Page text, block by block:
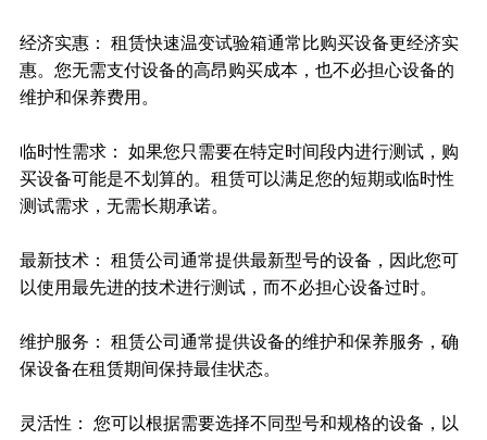
经济实惠： 租赁快速温变试验箱通常比购买设备更经济实
惠。您无需支付设备的高昂购买成本，也不必担心设备的
维护和保养费用。
临时性需求： 如果您只需要在特定时间段内进行测试，购
买设备可能是不划算的。租赁可以满足您的短期或临时性
测试需求，无需长期承诺。
最新技术： 租赁公司通常提供最新型号的设备，因此您可
以使用最先进的技术进行测试，而不必担心设备过时。
维护服务： 租赁公司通常提供设备的维护和保养服务，确
保设备在租赁期间保持最佳状态。
灵活性： 您可以根据需要选择不同型号和规格的设备，以